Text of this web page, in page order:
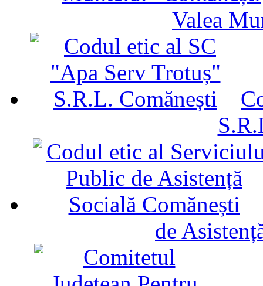
Valea
de